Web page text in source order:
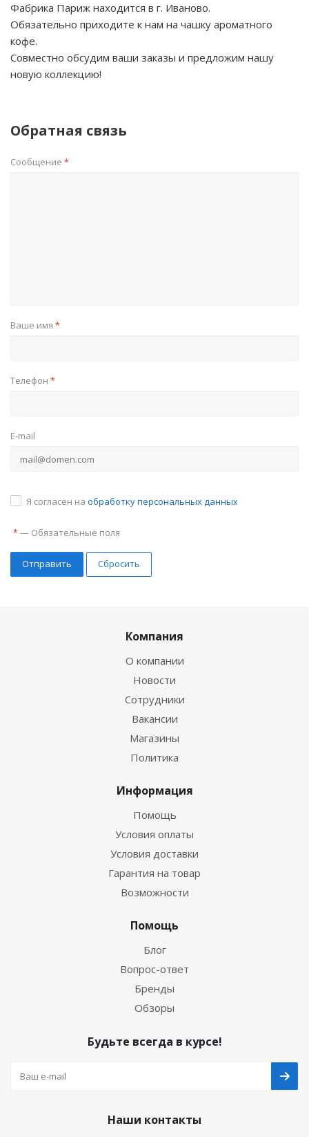
Фабрика Париж находится в г. Иваново.
Обязательно приходите к нам на чашку ароматного
кофе.
Совместно обсудим ваши заказы и предложим нашу
новую коллекцию!
Обратная связь
Сообщение *
Ваше имя *
Телефон *
E-mail
Я согласен на обработку персональных данных
* — Обязательные поля
Сбросить
Компания
О компании
Новости
Сотрудники
Вакансии
Магазины
Политика
Информация
Помощь
Условия оплаты
Условия доставки
Гарантия на товар
Возможности
Помощь
Блог
Вопрос-ответ
Бренды
Обзоры
Будьте всегда в курсе!
Наши контакты